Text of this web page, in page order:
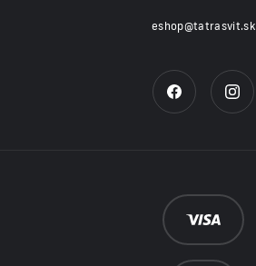
eshop@tatrasvit.sk